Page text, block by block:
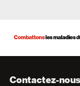
Contactez-nous